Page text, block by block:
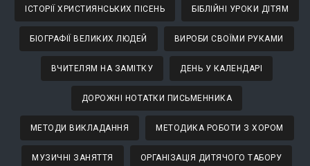
ІСТОРІЇ ХРИСТИЯНСЬКИХ ПІСЕНЬ БІБЛІЙНІ УРОКИ ДІТЯМ
БІОГРАФІЇ ВЕЛИКИХ ЛЮДЕЙ ВИРОБИ СВОЇМИ РУКАМИ
ВЧИТЕЛЯМ НА ЗАМІТКУ ДЕНЬ У КАЛЕНДАРІ
ДОРОЖНІ НОТАТКИ ПИСЬМЕННИКА
МЕТОДИ ВИКЛАДАННЯ МЕТОДИКА РОБОТИ З ХОРОМ
МУЗИЧНІ ЗАНЯТТЯ ОРГАНІЗАЦІЯ ДИТЯЧОГО ТАБОРУ